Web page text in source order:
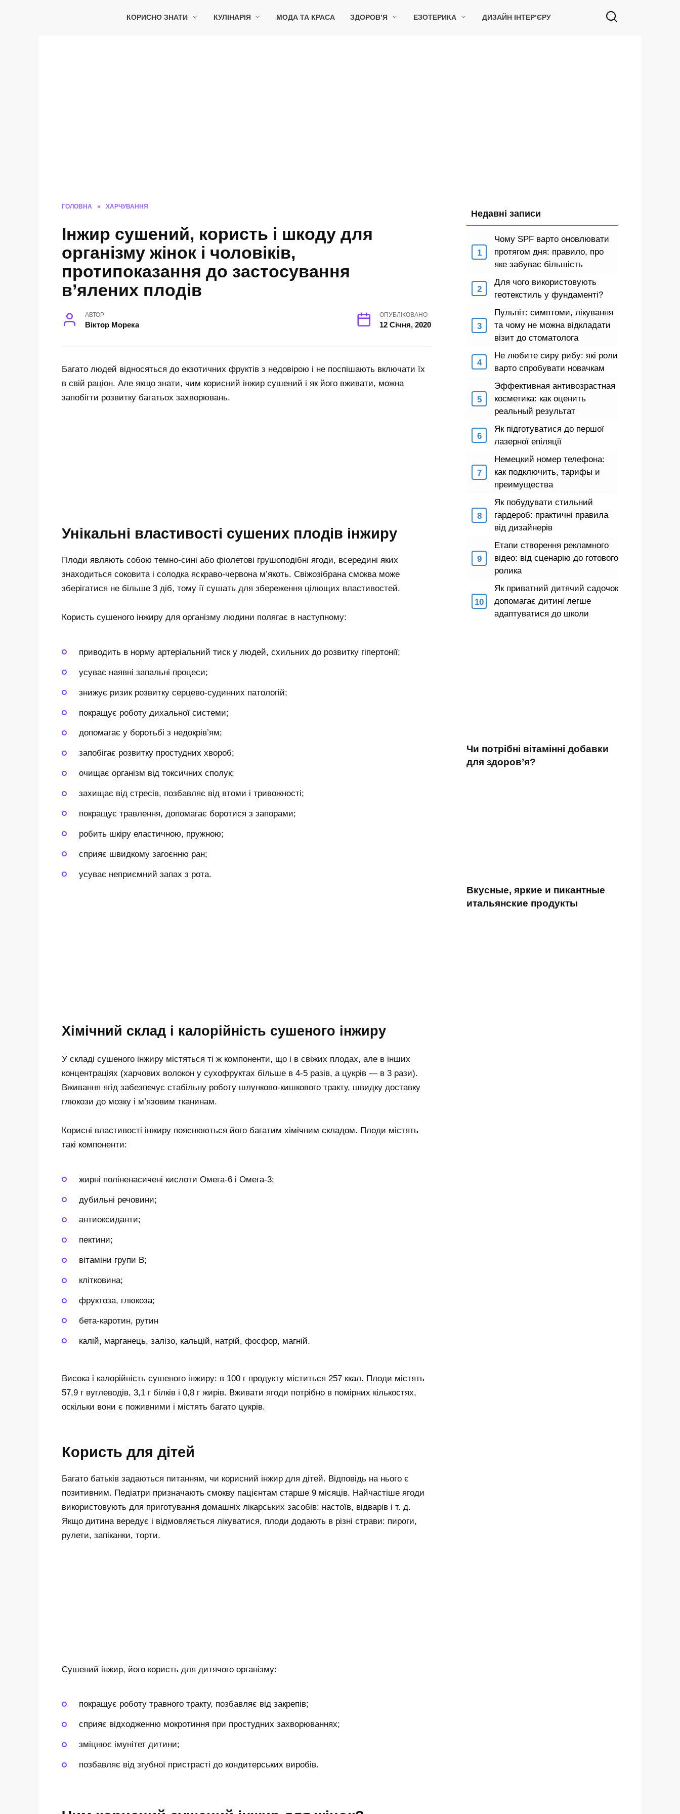
КОРИСНО ЗНАТИ КУЛІНАРІЯ МОДА ТА КРАСА ЗДОРОВ’Я ЕЗОТЕРИКА ДИЗАЙН ІНТЕР’ЄРУ
ГОЛОВНА » ХАРЧУВАННЯ
Інжир сушений, користь і шкоду для
організму жінок і чоловіків,
протипоказання до застосування
в’ялених плодів
АВТОР
Віктор Морека
ОПУБЛІКОВАНО
12 Січня, 2020
Багато людей відносяться до екзотичних фруктів з недовірою і не поспішають включати їх
в свій раціон. Але якщо знати, чим корисний інжир сушений і як його вживати, можна
запобігти розвитку багатьох захворювань.
Унікальні властивості сушених плодів інжиру
Плоди являють собою темно-сині або фіолетові грушоподібні ягоди, всередині яких
знаходиться соковита і солодка яскраво-червона м’якоть. Свіжозібрана смоква може
зберігатися не більше 3 діб, тому її сушать для збереження цілющих властивостей.
Користь сушеного інжиру для організму людини полягає в наступному:
приводить в норму артеріальний тиск у людей, схильних до розвитку гіпертонії;
усуває наявні запальні процеси;
знижує ризик розвитку серцево-судинних патологій;
покращує роботу дихальної системи;
допомагає у боротьбі з недокрів’ям;
запобігає розвитку простудних хвороб;
очищає організм від токсичних сполук;
захищає від стресів, позбавляє від втоми і тривожності;
покращує травлення, допомагає боротися з запорами;
робить шкіру еластичною, пружною;
сприяє швидкому загоєнню ран;
усуває неприємний запах з рота.
Хімічний склад і калорійність сушеного інжиру
У складі сушеного інжиру містяться ті ж компоненти, що і в свіжих плодах, але в інших
концентраціях (харчових волокон у сухофруктах більше в 4-5 разів, а цукрів — в 3 рази).
Вживання ягід забезпечує стабільну роботу шлунково-кишкового тракту, швидку доставку
глюкози до мозку і м’язовим тканинам.
Корисні властивості інжиру пояснюються його багатим хімічним складом. Плоди містять
такі компоненти:
жирні поліненасичені кислоти Омега-6 і Омега-3;
дубильні речовини;
антиоксиданти;
пектини;
вітаміни групи B;
клітковина;
фруктоза, глюкоза;
бета-каротин, рутин
калій, марганець, залізо, кальцій, натрій, фосфор, магній.
Висока і калорійність сушеного інжиру: в 100 г продукту міститься 257 ккал. Плоди містять
57,9 г вуглеводів, 3,1 г білків і 0,8 г жирів. Вживати ягоди потрібно в помірних кількостях,
оскільки вони є поживними і містять багато цукрів.
Користь для дітей
Багато батьків задаються питанням, чи корисний інжир для дітей. Відповідь на нього є
позитивним. Педіатри призначають смокву пацієнтам старше 9 місяців. Найчастіше ягоди
використовують для приготування домашніх лікарських засобів: настоїв, відварів і т. д.
Якщо дитина вередує і відмовляється лікуватися, плоди додають в різні страви: пироги,
рулети, запіканки, торти.
Сушений інжир, його користь для дитячого організму:
покращує роботу травного тракту, позбавляє від закрепів;
сприяє відходженню мокротиння при простудних захворюваннях;
зміцнює імунітет дитини;
позбавляє від згубної пристрасті до кондитерських виробів.
Недавні записи
Чому SPF варто оновлювати
протягом дня: правило, про
яке забуває більшість
Для чого використовують
геотекстиль у фундаменті?
Пульпіт: симптоми, лікування
та чому не можна відкладати
візит до стоматолога
Не любите сиру рибу: які роли
варто спробувати новачкам
Эффективная антивозрастная
косметика: как оценить
реальный результат
Як підготуватися до першої
лазерної епіляції
Немецкий номер телефона:
как подключить, тарифы и
преимущества
Як побудувати стильний
гардероб: практичні правила
від дизайнерів
Етапи створення рекламного
відео: від сценарію до готового
ролика
Як приватний дитячий садочок
допомагає дитині легше
адаптуватися до школи
Чи потрібні вітамінні добавки
для здоров’я?
Вкусные, яркие и пикантные
итальянские продукты